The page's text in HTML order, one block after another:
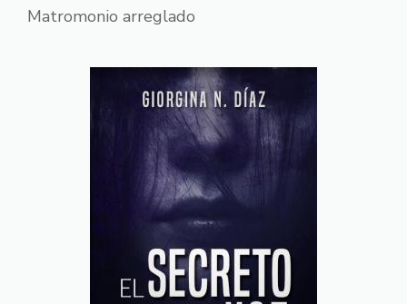
Matromonio arreglado